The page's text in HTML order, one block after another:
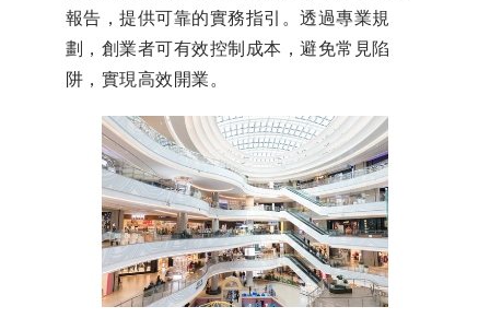
報告，提供可靠的實務指引。透過專業規
劃，創業者可有效控制成本，避免常見陷
阱，實現高效開業。